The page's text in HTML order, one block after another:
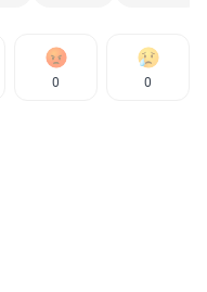
0 0